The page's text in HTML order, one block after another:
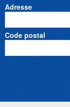
Adresse
Code postal